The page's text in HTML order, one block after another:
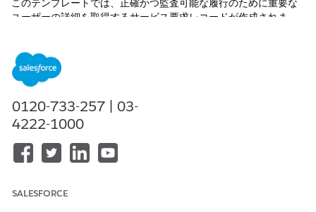
このテンプレートでは、正確かつ監査可能な履行のために重要な
ユーザーの詳細を取得するサービス要求レコードが作成されま
受入属性
このテンプレートの受入フォームでは、従業員から次の詳細を取
得します。
デフォルト: Case Origin, Status。
Date (提案最終勤務日)]、[Primary Reason (主な理由)]、
[Comment (コメント)]。
履行と統合
0120-733-257 | 03-
4222-1000
SALESFORCE